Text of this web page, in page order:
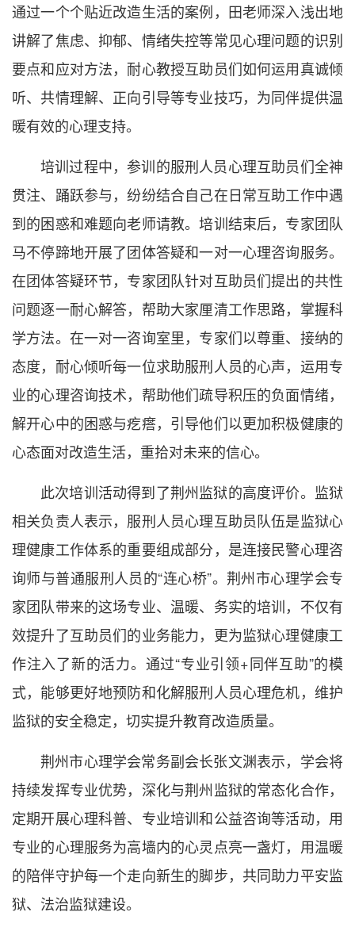
通过一个个贴近改造生活的案例，田老师深入浅出地
讲解了焦虑、抑郁、情绪失控等常见心理问题的识别
要点和应对方法，耐心教授互助员们如何运用真诚倾
听、共情理解、正向引导等专业技巧，为同伴提供温
暖有效的心理支持。
培训过程中，参训的服刑人员心理互助员们全神
贯注、踊跃参与，纷纷结合自己在日常互助工作中遇
到的困惑和难题向老师请教。培训结束后，专家团队
马不停蹄地开展了团体答疑和一对一心理咨询服务。
在团体答疑环节，专家团队针对互助员们提出的共性
问题逐一耐心解答，帮助大家厘清工作思路，掌握科
学方法。在一对一咨询室里，专家们以尊重、接纳的
态度，耐心倾听每一位求助服刑人员的心声，运用专
业的心理咨询技术，帮助他们疏导积压的负面情绪，
解开心中的困惑与疙瘩，引导他们以更加积极健康的
心态面对改造生活，重拾对未来的信心。
此次培训活动得到了荆州监狱的高度评价。监狱
相关负责人表示，服刑人员心理互助员队伍是监狱心
理健康工作体系的重要组成部分，是连接民警心理咨
询师与普通服刑人员的“连心桥”。荆州市心理学会专
家团队带来的这场专业、温暖、务实的培训，不仅有
效提升了互助员们的业务能力，更为监狱心理健康工
作注入了新的活力。通过“专业引领+同伴互助”的模
式，能够更好地预防和化解服刑人员心理危机，维护
监狱的安全稳定，切实提升教育改造质量。
荆州市心理学会常务副会长张文渊表示，学会将
持续发挥专业优势，深化与荆州监狱的常态化合作，
定期开展心理科普、专业培训和公益咨询等活动，用
专业的心理服务为高墙内的心灵点亮一盏灯，用温暖
的陪伴守护每一个走向新生的脚步，共同助力平安监
狱、法治监狱建设。